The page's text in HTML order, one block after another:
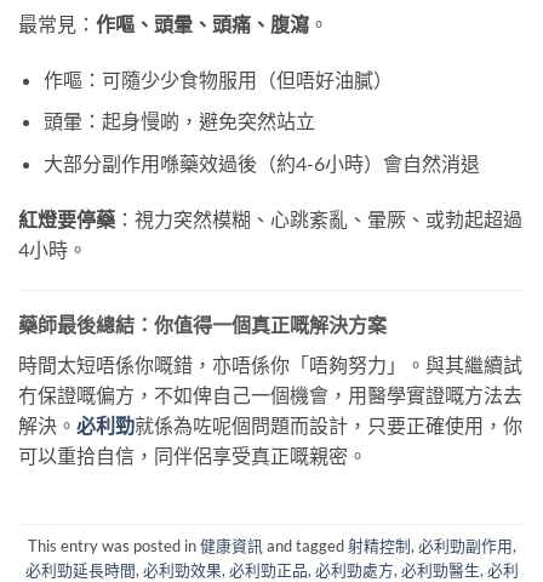
最常見： 作嘔、頭暈、頭痛、腹瀉 。
作嘔：可隨少少食物服用（但唔好油膩）
頭暈：起身慢啲，避免突然站立
大部分副作用喺藥效過後（約4-6小時）會自然消退
紅燈要停藥 ：視力突然模糊、心跳紊亂、暈厥、或勃起超過
4小時。
藥師最後總結：你值得一個真正嘅解決方案
時間太短唔係你嘅錯，亦唔係你「唔夠努力」。與其繼續試
冇保證嘅偏方，不如俾自己一個機會，用醫學實證嘅方法去
解決。 必利勁就係為咗呢個問題而設計，只要正確使用，你
可以重拾自信，同伴侶享受真正嘅親密。
This entry was posted in健康資訊 and tagged射精控制, 必利勁副作用,
必利勁延長時間, 必利勁效果, 必利勁正品, 必利勁處方, 必利勁醫生, 必利